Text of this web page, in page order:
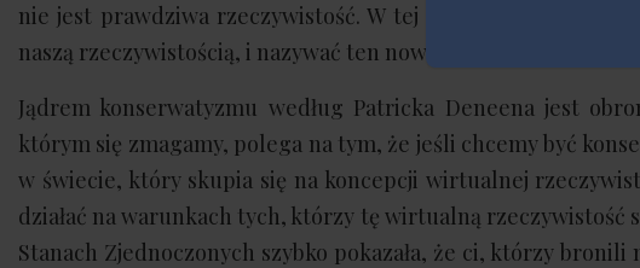
nie jest prawdziwa rzeczywistość. W tej wirtualnej
naszą rzeczywistością, i nazywać ten nowy twór naszą
Jądrem konserwatyzmu według Patricka Deneena jest
którym się zmagamy, polega na tym, że jeśli chcemy być
w świecie, który skupia się na koncepcji wirtualnej
działać na warunkach tych, którzy tę wirtualną rzeczywistość
Stanach Zjednoczonych szybko pokazała, że ci, którzy